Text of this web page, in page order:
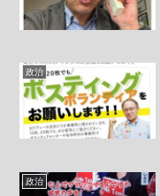
政治
政治